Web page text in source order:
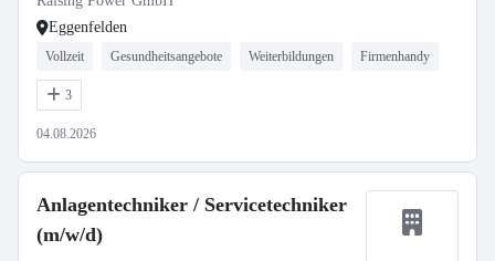
Eggenfelden
Vollzeit Gesundheitsangebote Weiterbildungen Firmenhandy
3
04.08.2026
Anlagentechniker / Servicetechniker
(m/w/d)